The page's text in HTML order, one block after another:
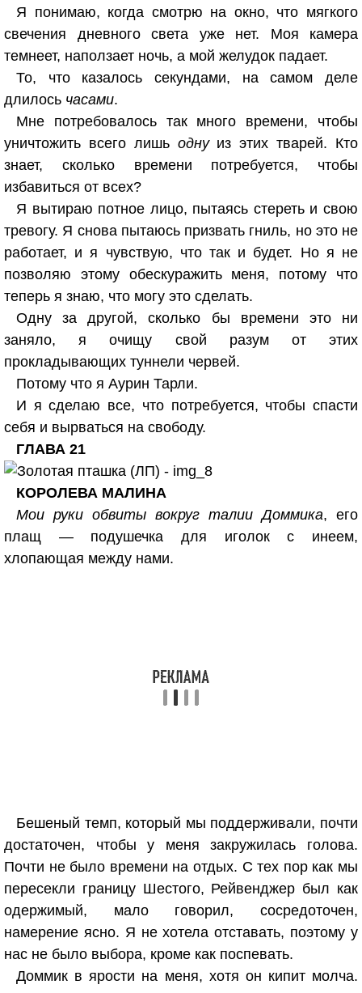
Я понимаю, когда смотрю на окно, что мягкого
свечения дневного света уже нет. Моя камера
темнеет, наползает ночь, а мой желудок падает.
То, что казалось секундами, на самом деле
длилось часами.
Мне потребовалось так много времени, чтобы
уничтожить всего лишь однуиз этих тварей. Кто
знает, сколько времени потребуется, чтобы
избавиться от всех?
Я вытираю потное лицо, пытаясь стереть и свою
тревогу. Я снова пытаюсь призвать гниль, но это не
работает, и я чувствую, что так и будет. Но я не
позволяю этому обескуражить меня, потому что
теперь я знаю, что могу это сделать.
Одну за другой, сколько бы времени это ни
заняло, я очищу свой разум от этих
прокладывающих туннели червей.
Потому что я Аурин Тарли.
И я сделаю все, что потребуется, чтобы спасти
себя и вырваться на свободу.
ГЛАВА 21
КОРОЛЕВА МАЛИНА
Мои руки обвиты вокруг талии Доммика, его
плащ — подушечка для иголок с инеем,
хлопающая между нами.
Бешеный темп, который мы поддерживали, почти
достаточен, чтобы у меня закружилась голова.
Почти не было времени на отдых. С тех пор как мы
пересекли границу Шестого, Рейвенджер был как
одержимый, мало говорил, сосредоточен,
намерение ясно. Я не хотела отставать, поэтому у
нас не было выбора, кроме как поспевать.
Доммик в ярости на меня, хотя он кипит молча.